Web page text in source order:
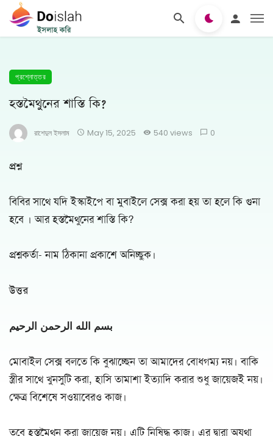
প্রশ্নোত্তর
হস্তমৈথুনের শাস্তি কি?
রাশেদুল ইসলাম May 15, 2025 540 views 0
প্রশ্ন
বিবির সাথে যদি ইস্কাইপে বা মুবাইলে সেক্স করা হয় তা হলে কি গুনা
হবে । আর হস্তমৈথুনের শাস্তি কি?
প্রশ্নকর্তা- নাম ঠিকানা প্রকাশে অনিচ্ছুক।
উত্তর
بسم الله الرحمن الرحيم
মোবাইল সেক্স বলতে কি বুঝাচ্ছেন তা আমাদের বোধগম্য নয়। বাকি
স্ত্রীর সাথে খুনসুটি করা, হাসি তামাশা ইত্যাদি করার শুধু জায়েজই নয়।
ক্ষেত্র বিশেষে সওয়াবেরও কাজ।
তবে হস্তমৈথুন করা জায়েজ নয়। এটি নিষিদ্ধ কাজ। এর দ্বারা অযথা